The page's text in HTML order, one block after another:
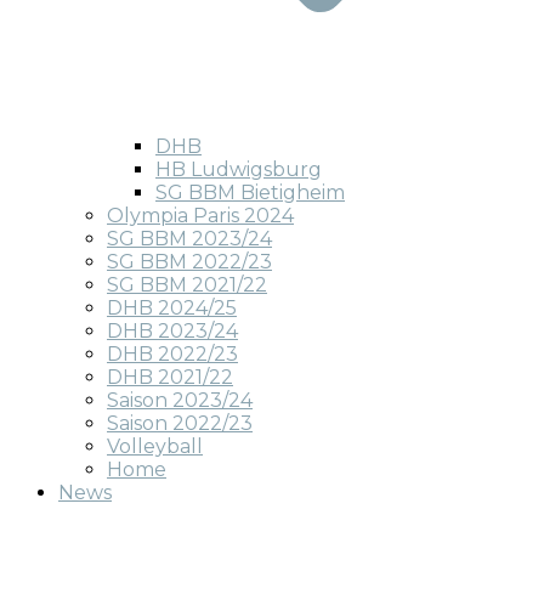
DHB
HB Ludwigsburg
SG BBM Bietigheim
Olympia Paris 2024
SG BBM 2023/24
SG BBM 2022/23
SG BBM 2021/22
DHB 2024/25
DHB 2023/24
DHB 2022/23
DHB 2021/22
Saison 2023/24
Saison 2022/23
Volleyball
Home
News